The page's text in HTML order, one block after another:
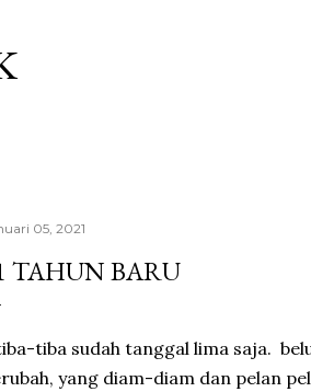
05, 2021
TAHUN BARU
tiba sudah tanggal lima saja.
yang diam-diam dan pelan